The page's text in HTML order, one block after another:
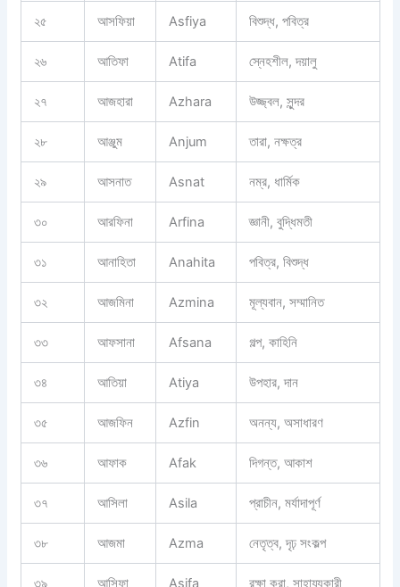
২৫ আসফিয়া Asfiya বিশুদ্ধ, পবিত্র
২৬ আতিফা Atifa স্নেহশীল, দয়ালু
২৭ আজহারা Azhara উজ্জ্বল, সুন্দর
২৮ আঞ্জুম Anjum তারা, নক্ষত্র
২৯ আসনাত Asnat নম্র, ধার্মিক
৩০ আরফিনা Arfina জ্ঞানী, বুদ্ধিমতী
৩১ আনাহিতা Anahita পবিত্র, বিশুদ্ধ
৩২ আজমিনা Azmina মূল্যবান, সম্মানিত
৩৩ আফসানা Afsana গল্প, কাহিনি
৩৪ আতিয়া Atiya উপহার, দান
৩৫ আজফিন Azfin অনন্য, অসাধারণ
৩৬ আফাক Afak দিগন্ত, আকাশ
৩৭ আসিলা Asila প্রাচীন, মর্যাদাপূর্ণ
৩৮ আজমা Azma নেতৃত্ব, দৃঢ় সংকল্প
৩৯ আসিফা Asifa রক্ষা করা, সাহায্যকারী